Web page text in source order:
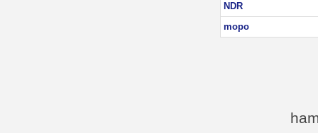
NDR
mopo